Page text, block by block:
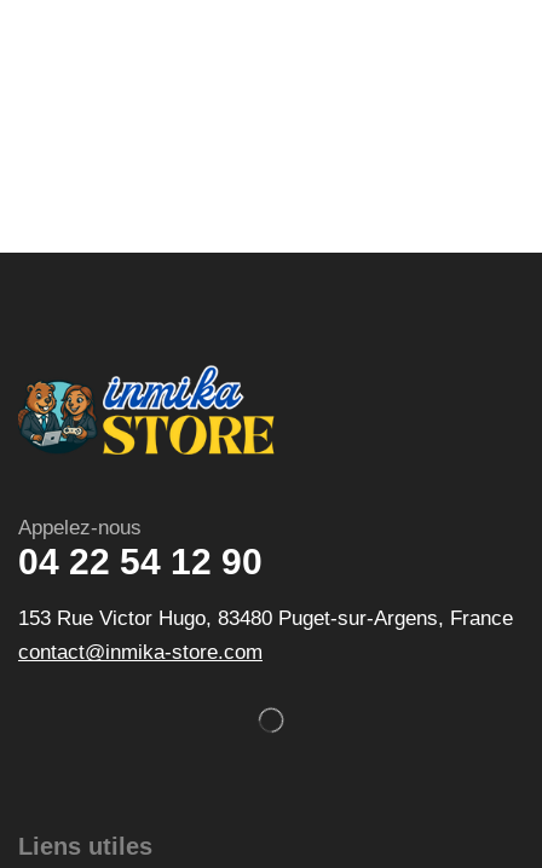
Appelez-nous
04 22 54 12 90
153 Rue Victor Hugo, 83480 Puget-sur-Argens, France
contact@inmika-store.com
Liens utiles